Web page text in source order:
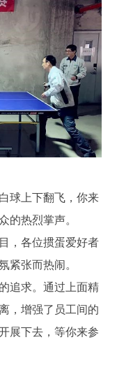
球上下翻飞，你来
的热烈掌声。
，各位掼蛋爱好者
紧张而热闹。
追求。通过上面精
，增强了员工间的
展下去，等你来参